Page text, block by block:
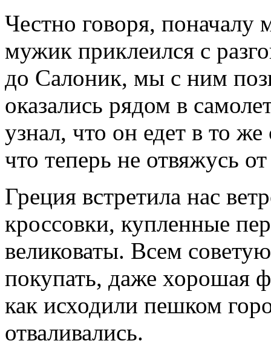
Честно говоря, поначалу
мужик приклеился с
до Салоник, мы с ним
оказались рядом в
узнал, что он едет в то
что теперь не отвяжусь
Греция встретила нас
кроссовки, купленные
великоваты. Всем
покупать, даже хорошая
как исходили пешком
отваливались.